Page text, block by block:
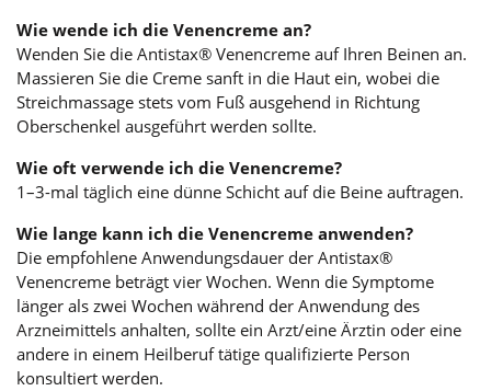
Wie wende ich die Venencreme an?
Wenden Sie die Antistax® Venencreme auf Ihren Beinen an.
Massieren Sie die Creme sanft in die Haut ein, wobei die
Streichmassage stets vom Fuß ausgehend in Richtung
Oberschenkel ausgeführt werden sollte.
Wie oft verwende ich die Venencreme?
1–3-mal täglich eine dünne Schicht auf die Beine auftragen.
Wie lange kann ich die Venencreme anwenden?
Die empfohlene Anwendungsdauer der Antistax®
Venencreme beträgt vier Wochen. Wenn die Symptome
länger als zwei Wochen während der Anwendung des
Arzneimittels anhalten, sollte ein Arzt/eine Ärztin oder eine
andere in einem Heilberuf tätige qualifizierte Person
konsultiert werden.